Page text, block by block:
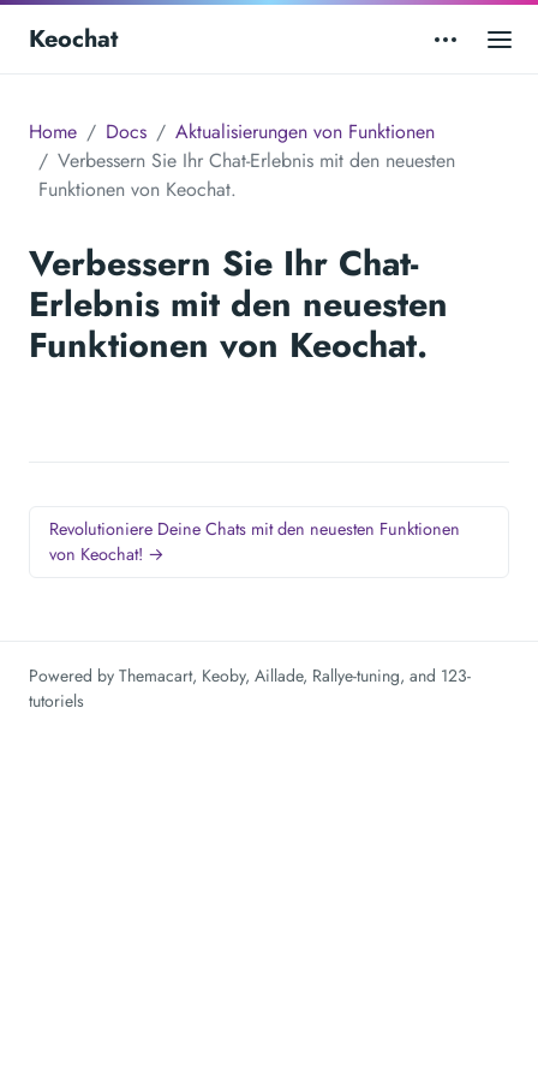
Keochat
Home Docs
Aktualisierungen von Funktionen
Verbessern Sie Ihr Chat-Erlebnis mit den neuesten
Funktionen von Keochat.
Verbessern Sie Ihr Chat-
Erlebnis mit den neuesten
Funktionen von Keochat.
Revolutioniere Deine Chats mit den neuesten Funktionen
von Keochat! →
Powered by Themacart, Keoby, Aillade, Rallye-tuning, and 123-
tutoriels